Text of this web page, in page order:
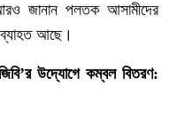
জানান পলতক আসামীদের
আছে।
উদ্যোগে কম্বল বিতরণ: